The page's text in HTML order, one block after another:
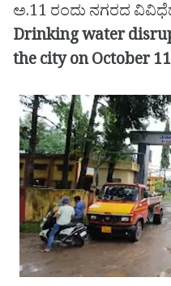
ಅ.11 ರಂದು ನಗರದ
Drinking water
the city on October